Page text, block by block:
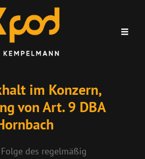
im Konzern,
von Art. 9 DBA
des regelmäßig